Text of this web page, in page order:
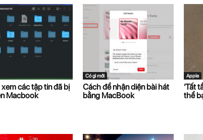
các tập tin đã bị
Macbook
Có gì mới
Cách để nhận diện bài hát
bằng MacBook
Apple
‘Tất
thể